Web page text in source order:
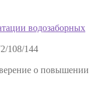
водозаборных
108/144
о повышении